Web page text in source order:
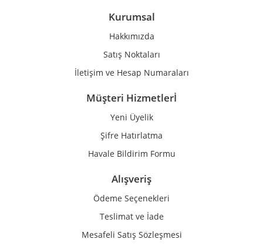
Ürün bilgilerinde hatalar bulunuyor.
Gönder
Kurumsal
Hakkımızda
Satış Noktaları
İletişim ve Hesap Numaraları
Müşteri Hizmetlerİ
Yeni Üyelik
Şifre Hatırlatma
Havale Bildirim Formu
Alışveriş
Ödeme Seçenekleri
Teslimat ve İade
Mesafeli Satış Sözleşmesi